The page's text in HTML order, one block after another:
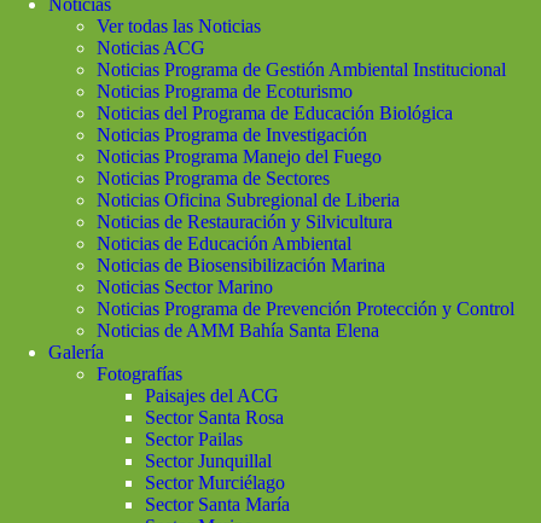
Noticias
Ver todas las Noticias
Noticias ACG
Noticias Programa de Gestión Ambiental Institucional
Noticias Programa de Ecoturismo
Noticias del Programa de Educación Biológica
Noticias Programa de Investigación
Noticias Programa Manejo del Fuego
Noticias Programa de Sectores
Noticias Oficina Subregional de Liberia
Noticias de Restauración y Silvicultura
Noticias de Educación Ambiental
Noticias de Biosensibilización Marina
Noticias Sector Marino
Noticias Programa de Prevención Protección y Control
Noticias de AMM Bahía Santa Elena
Galería
Fotografías
Paisajes del ACG
Sector Santa Rosa
Sector Pailas
Sector Junquillal
Sector Murciélago
Sector Santa María